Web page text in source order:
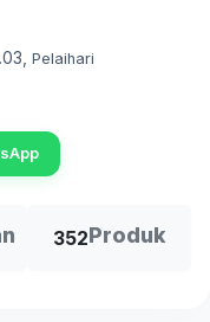
Pelaihari
352Produk